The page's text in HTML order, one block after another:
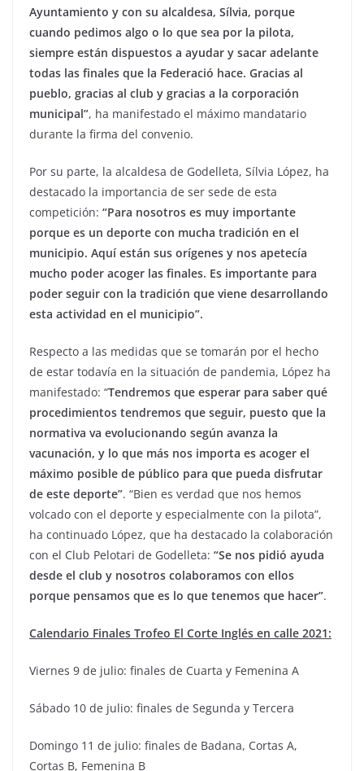
Ayuntamiento y con su alcaldesa, Sílvia, porque
cuando pedimos algo o lo que sea por la pilota,
siempre están dispuestos a ayudar y sacar adelante
todas las finales que la Federació hace. Gracias al
pueblo, gracias al club y gracias a la corporación
municipal”, ha manifestado el máximo mandatario
durante la firma del convenio.
Por su parte, la alcaldesa de Godelleta, Sílvia López, ha
destacado la importancia de ser sede de esta
competición: “Para nosotros es muy importante
porque es un deporte con mucha tradición en el
municipio. Aquí están sus orígenes y nos apetecía
mucho poder acoger las finales. Es importante para
poder seguir con la tradición que viene desarrollando
esta actividad en el municipio”.
Respecto a las medidas que se tomarán por el hecho
de estar todavía en la situación de pandemia, López ha
manifestado: “Tendremos que esperar para saber qué
procedimientos tendremos que seguir, puesto que la
normativa va evolucionando según avanza la
vacunación, y lo que más nos importa es acoger el
máximo posible de público para que pueda disfrutar
de este deporte”. “Bien es verdad que nos hemos
volcado con el deporte y especialmente con la pilota”,
ha continuado López, que ha destacado la colaboración
con el Club Pelotari de Godelleta: “Se nos pidió ayuda
desde el club y nosotros colaboramos con ellos
porque pensamos que es lo que tenemos que hacer”.
Calendario Finales Trofeo El Corte Inglés en calle 2021:
Viernes 9 de julio: finales de Cuarta y Femenina A
Sábado 10 de julio: finales de Segunda y Tercera
Domingo 11 de julio: finales de Badana, Cortas A,
Cortas B, Femenina B